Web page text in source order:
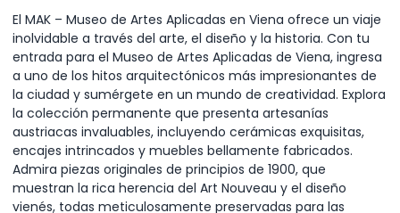
El MAK – Museo de Artes Aplicadas en Viena ofrece un viaje
inolvidable a través del arte, el diseño y la historia. Con tu
entrada para el Museo de Artes Aplicadas de Viena, ingresa
a uno de los hitos arquitectónicos más impresionantes de
la ciudad y sumérgete en un mundo de creatividad. Explora
la colección permanente que presenta artesanías
austriacas invaluables, incluyendo cerámicas exquisitas,
encajes intrincados y muebles bellamente fabricados.
Admira piezas originales de principios de 1900, que
muestran la rica herencia del Art Nouveau y el diseño
vienés, todas meticulosamente preservadas para las